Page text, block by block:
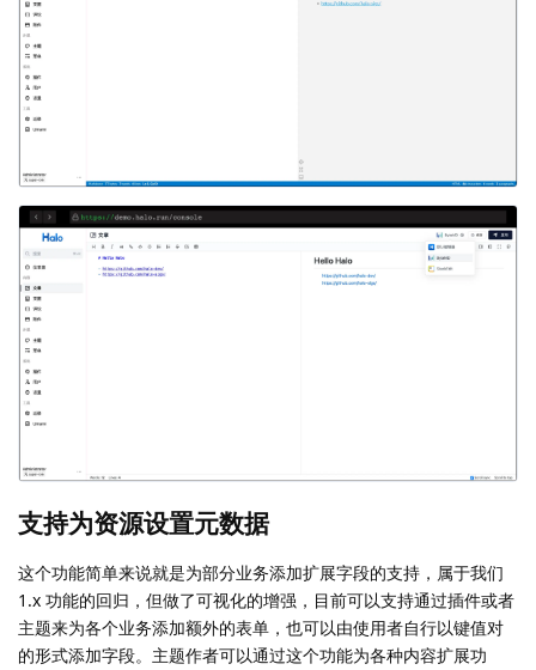
支持为资源设置元数据
这个功能简单来说就是为部分业务添加扩展字段的支持，属于我们
1.x 功能的回归，但做了可视化的增强，目前可以支持通过插件或者
主题来为各个业务添加额外的表单，也可以由使用者自行以键值对
的形式添加字段。主题作者可以通过这个功能为各种内容扩展功